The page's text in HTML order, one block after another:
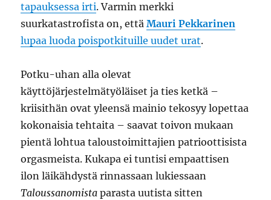
tapauksessa irti. Varmin merkki
suurkatastrofista on, ettäMauri Pekkarinen
lupaa luoda poispotkituille uudet urat.
Potku-uhan alla olevat
käyttöjärjestelmätyöläiset ja ties ketkä –
kriisithän ovat yleensä mainio tekosyy lopettaa
kokonaisia tehtaita – saavat toivon mukaan
pientä lohtua taloustoimittajien patrioottisista
orgasmeista. Kukapa ei tuntisi empaattisen
ilon läikähdystä rinnassaan lukiessaan
Taloussanomista parasta uutista sitten